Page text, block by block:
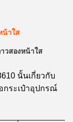
น้าใส
วสองหน้าใส
นั้นเกี่ยวกับ
กระเป๋าอุปกรณ์